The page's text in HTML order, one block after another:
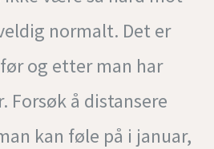
normalt. Det er
og etter man har
Forsøk å distansere
kan føle på i januar,